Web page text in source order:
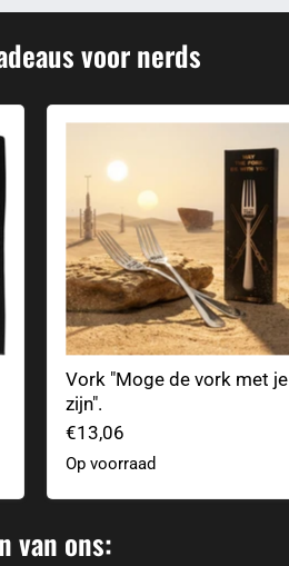
voor nerds
Dark T-Shirt
Vork "Moge de vork met je
zijn".
€13,06
Op voorraad
van ons: